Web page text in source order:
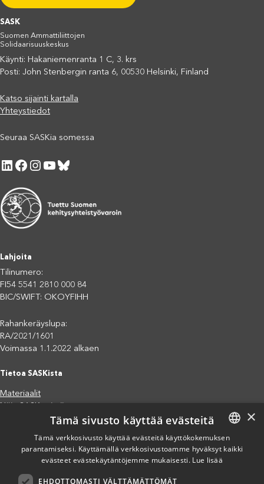
SASK
Suomen Ammattiliittojen
Solidaarisuuskeskus
Käynti: Hakaniemenranta 1 C, 3. krs
Posti: John Stenbergin ranta 6, 00530 Helsinki, Finland
Katso sijainti kartalla
Yhteystiedot
Seuraa SASKia somessa
LinkedIn Facebook Instagram YouTube Bluesky
Lahjoita
Tilinumero:
FI54 5541 2810 000 84
BIC/SWIFT: OKOYFIHH
Rahankeräyslupa:
RA/2021/1601
Voimassa 1.1.2022 alkaen
Tietoa SASKista
Materiaalit
Näin SASK toimii
Jäsenjärjestöt
Saavutettavuusseloste
Tietosuojaseloste
Eettiset periaatteet (pdf)
FINNISH
×
Tämä sivusto käyttää evästeitä
Tämä verkkosivusto käyttää evästeitä käyttökokemuksen
parantamiseksi. Käyttämällä verkkosivustoamme hyväksyt kaikki
evästeet evästekäytäntöjemme mukaisesti. Lue lisää
EHDOTTOMASTI VÄLTTÄMÄTTÖMÄT